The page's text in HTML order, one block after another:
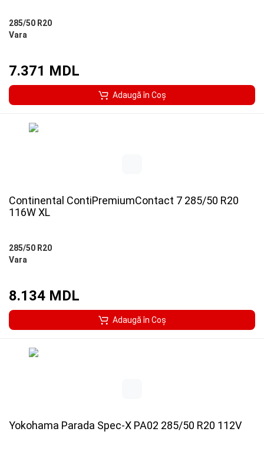
285/50 R20
Vara
7.371 MDL
Adaugă în Coş
Continental ContiPremiumContact 7 285/50 R20
116W XL
285/50 R20
Vara
8.134 MDL
Adaugă în Coş
Yokohama Parada Spec-X PA02 285/50 R20 112V